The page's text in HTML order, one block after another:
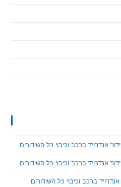
ברכב וכיבוי כל השידורים
ברכב וכיבוי כל השידורים
וכיבוי כל השידורים